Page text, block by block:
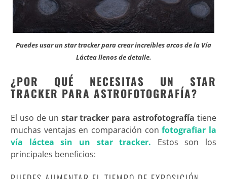
Puedes usar un star tracker para crear increíbles arcos de la Vía
Láctea llenos de detalle.
¿POR QUÉ NECESITAS UN STAR
TRACKER PARA ASTROFOTOGRAFÍA?
El uso de un star tracker para astrofotografíatiene
muchas ventajas en comparación confotografiar la
vía láctea sin un star tracker. Estos son los
principales beneficios: